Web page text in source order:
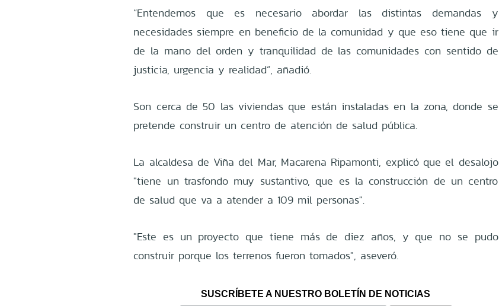
“Entendemos que es necesario abordar las distintas demandas y
necesidades siempre en beneficio de la comunidad y que eso tiene que ir
de la mano del orden y tranquilidad de las comunidades con sentido de
justicia, urgencia y realidad”, añadió.
Son cerca de 50 las viviendas que están instaladas en la zona, donde se
pretende construir un centro de atención de salud pública.
La alcaldesa de Viña del Mar, Macarena Ripamonti, explicó que el desalojo
"tiene un trasfondo muy sustantivo, que es la construcción de un centro
de salud que va a atender a 109 mil personas".
"Este es un proyecto que tiene más de diez años, y que no se pudo
construir porque los terrenos fueron tomados", aseveró.
SUSCRÍBETE A NUESTRO BOLETÍN DE NOTICIAS